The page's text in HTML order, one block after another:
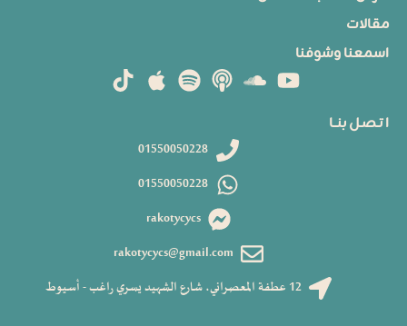
ا تـصـل بنــا
01550050228
01550050228
rakotycycs
rakotycycs@gmail.com
12 عطفة المعصراني، شارع الشهيد يسري راغب - أسيوط
مقالات
اسمعنا وشوفنا